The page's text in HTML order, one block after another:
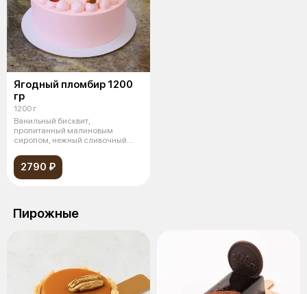
Ягодный пломбир 1200
гр
1200 г
Ванильный бисквит,
пропитанный малиновым
сиропом, нежный сливочный
2790 ₽
Пирожные